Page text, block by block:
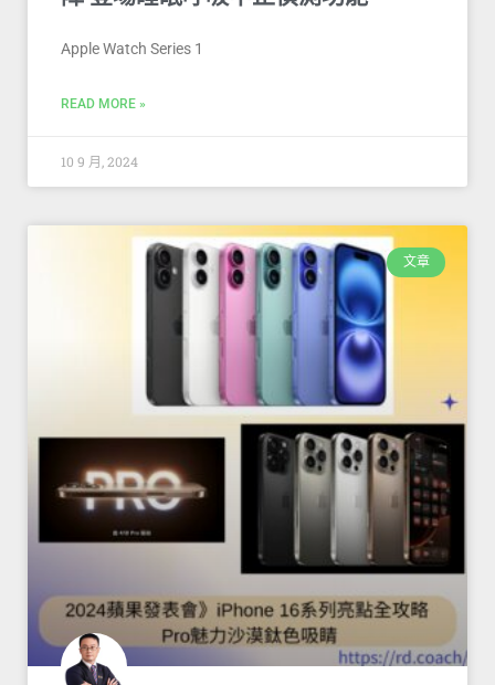
Apple Watch Series 1
READ MORE »
10 9 月, 2024
文章